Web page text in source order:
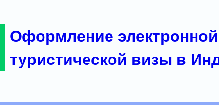
Оформление электронной
туристической визы в